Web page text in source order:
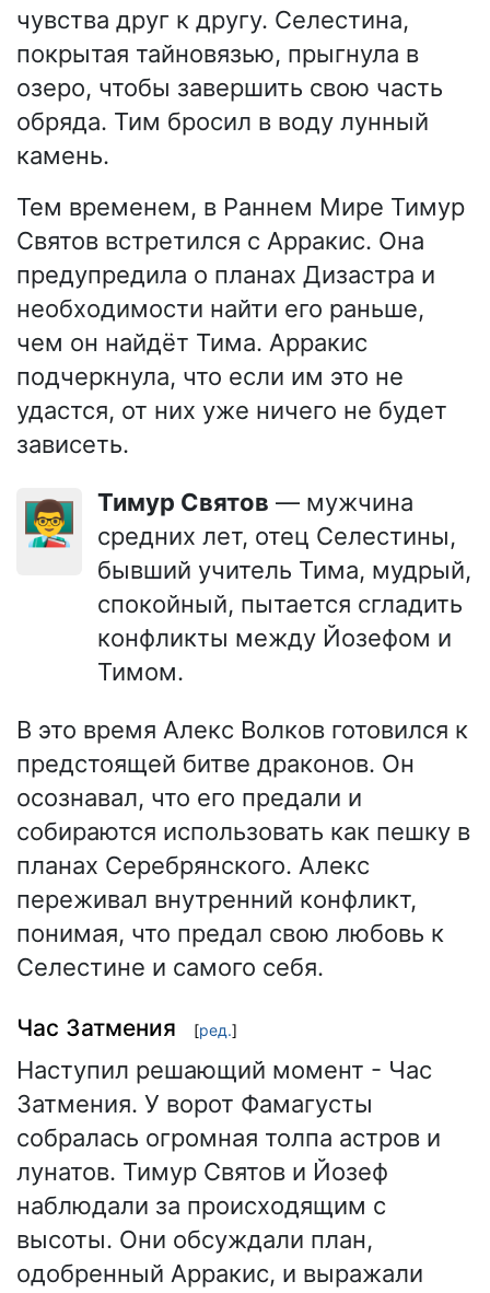
чувства друг к другу. Селестина,
покрытая тайновязью, прыгнула в
озеро, чтобы завершить свою часть
обряда. Тим бросил в воду лунный
камень.
Тем временем, в Раннем Мире Тимур
Святов встретился с Арракис. Она
предупредила о планах Дизастра и
необходимости найти его раньше,
чем он найдёт Тима. Арракис
подчеркнула, что если им это не
удастся, от них уже ничего не будет
зависеть.
👨‍🏫 Тимур Святов — мужчина
средних лет, отец Селестины,
бывший учитель Тима, мудрый,
спокойный, пытается сгладить
конфликты между Йозефом и
Тимом.
В это время Алекс Волков готовился к
предстоящей битве драконов. Он
осознавал, что его предали и
собираются использовать как пешку в
планах Серебрянского. Алекс
переживал внутренний конфликт,
понимая, что предал свою любовь к
Селестине и самого себя.
Час Затмения [ред.]
Наступил решающий момент - Час
Затмения. У ворот Фамагусты
собралась огромная толпа астров и
лунатов. Тимур Святов и Йозеф
наблюдали за происходящим с
высоты. Они обсуждали план,
одобренный Арракис, и выражали